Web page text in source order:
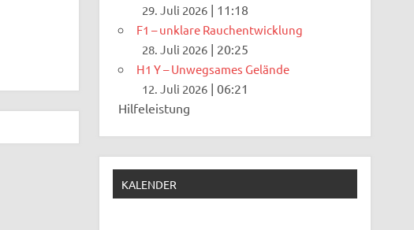
29. Juli 2026 | 11:18
F1 – unklare Rauchentwicklung
28. Juli 2026 | 20:25
H1 Y – Unwegsames Gelände
12. Juli 2026 |06:21
Hilfeleistung
KALENDER